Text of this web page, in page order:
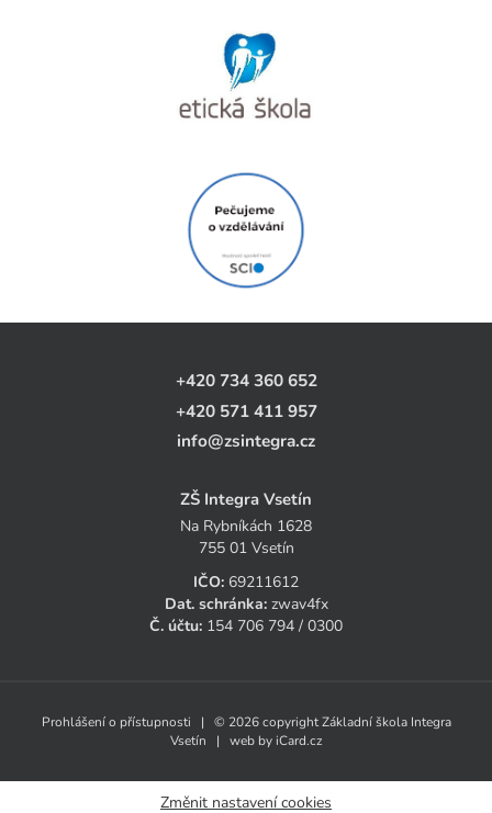
+420 734 360 652
+420 571 411 957
info@zsintegra.cz
ZŠ Integra Vsetín
Na Rybníkách 1628
755 01 Vsetín
IČO: 69211612
Dat. schránka: zwav4fx
Č. účtu: 154 706 794 / 0300
Prohlášení o přístupnosti | © 2026 copyright Základní škola Integra
Vsetín | web by iCard.cz
Změnit nastavení cookies